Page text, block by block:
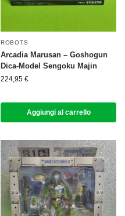
ROBOTS
Arcadia Marusan – Goshogun
Dica-Model Sengoku Majin
224,95 €
Aggiungi al carrello